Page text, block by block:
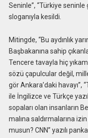
Seninle”, “Türkiye seninle
sloganıyla kesildi.
Mitingde, “Bu aydınlık
Başbakanına sahip
Tencere tavayla hiç
sözü çapulcular değil,
gör Ankara’daki
ile İngilizce ve Türkçe
sopaları olan insanların
malına saldırmalarına
musun? CNN” yazılı